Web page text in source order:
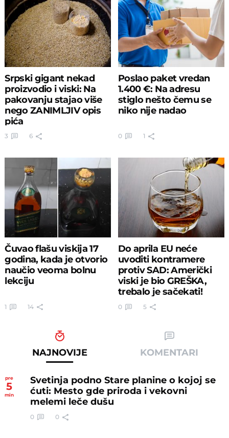
Srpski gigant nekad
proizvodio i viski: Na
pakovanju stajao više
nego ZANIMLJIV opis
pića
3 6
Poslao paket vredan
1.400 €: Na adresu
stiglo nešto čemu se
niko nije nadao
0 1
Čuvao flašu viskija 17
godina, kada je otvorio
naučio veoma bolnu
lekciju
1 14
Do aprila EU neće
uvoditi kontramere
protiv SAD: Američki
viski je bio GREŠKA,
trebalo je sačekati!
0 5
NAJNOVIJE KOMENTARI
pre
5
min
Svetinja podno Stare planine o kojoj se
ćuti: Mesto gde priroda i vekovni
melemi leče dušu
0 0